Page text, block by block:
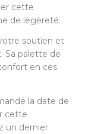
cette
de légèreté.
soutien et
Sa palette de
en ces
la date de
cette
un dernier